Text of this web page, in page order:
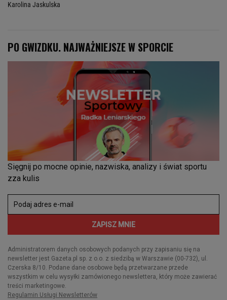
Karolina Jaskulska